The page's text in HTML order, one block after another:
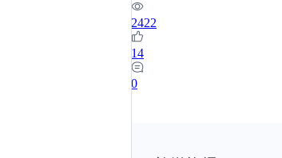
2422
14
0